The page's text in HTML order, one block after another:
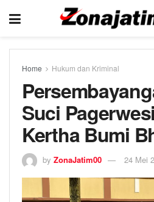
Home Hukum dan Kriminal
Suci
Kertha Bumi
by ZonaJatim00 24 Mei